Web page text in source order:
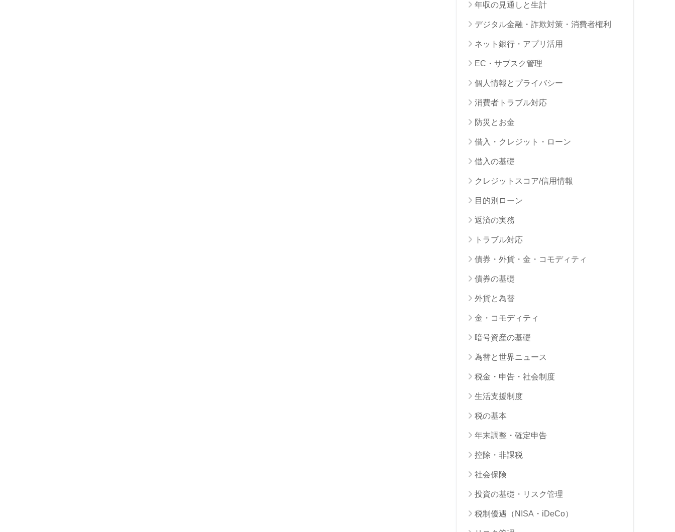
年収の見通しと生計
デジタル金融・詐欺対策・消費者権利
ネット銀行・アプリ活用
EC・サブスク管理
個人情報とプライバシー
消費者トラブル対応
防災とお金
借入・クレジット・ローン
借入の基礎
クレジットスコア/信用情報
目的別ローン
返済の実務
トラブル対応
債券・外貨・金・コモディティ
債券の基礎
外貨と為替
金・コモディティ
暗号資産の基礎
為替と世界ニュース
税金・申告・社会制度
生活支援制度
税の基本
年末調整・確定申告
控除・非課税
社会保険
投資の基礎・リスク管理
税制優遇（NISA・iDeCo）